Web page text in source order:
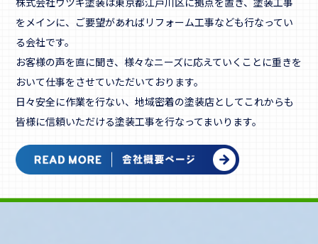
をメインに、ご要望があればリフォーム工事なども行なってい
る会社です。
お客様の声を直に聞き、様々なニーズに応えていくことに重きを
おいて仕事をさせていただいております。
日々安全に作業を行ない、地域密着の塗装店としてこれからも
皆様に信頼いただける塗装工事を行なってまいります。